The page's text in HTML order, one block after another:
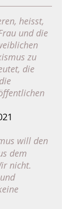
heisst,
und die
zu
die
will den
dem
nicht.